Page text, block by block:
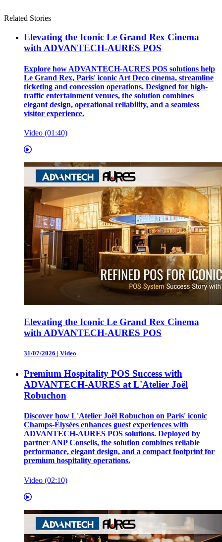
Related Stories
Elevating the Iconic Le Grand Rex Cinema
with ADVANTECH-AURES POS
Explore how ADVANTECH-AURES POS solutions help
Le Grand Rex, Paris' iconic Art Deco cinema, streamline
ticketing and concession operations. Designed for high-
traffic entertainment venues, the solution combines
elegant design, operational reliability, and a seamless
visitor experience.
Video (01:40)
Elevating the Iconic Le Grand Rex Cinema
with ADVANTECH-AURES POS
31/07/2026 | Video
Premium Hospitality POS Success with
ADVANTECH-AURES at L'Atelier Joël
Robuchon
Discover how L'Atelier Joël Robuchon on Paris' iconic
Champs-Élysées enhances guest experiences with
ADVANTECH-AURES POS solutions. Deployed by
partner ANP Conseils, the solution combines reliable
performance, elegant design, and a compact footprint for
premium hospitality operations.
Video (02:10)